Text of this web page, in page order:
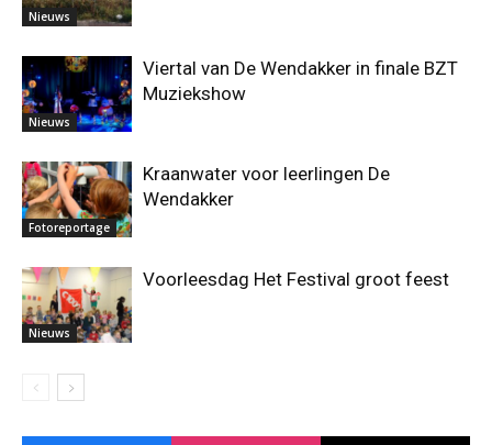
Nieuws
Nieuws
Viertal van De Wendakker in finale BZT
Muziekshow
Fotoreportage
Kraanwater voor leerlingen De
Wendakker
Nieuws
Voorleesdag Het Festival groot feest